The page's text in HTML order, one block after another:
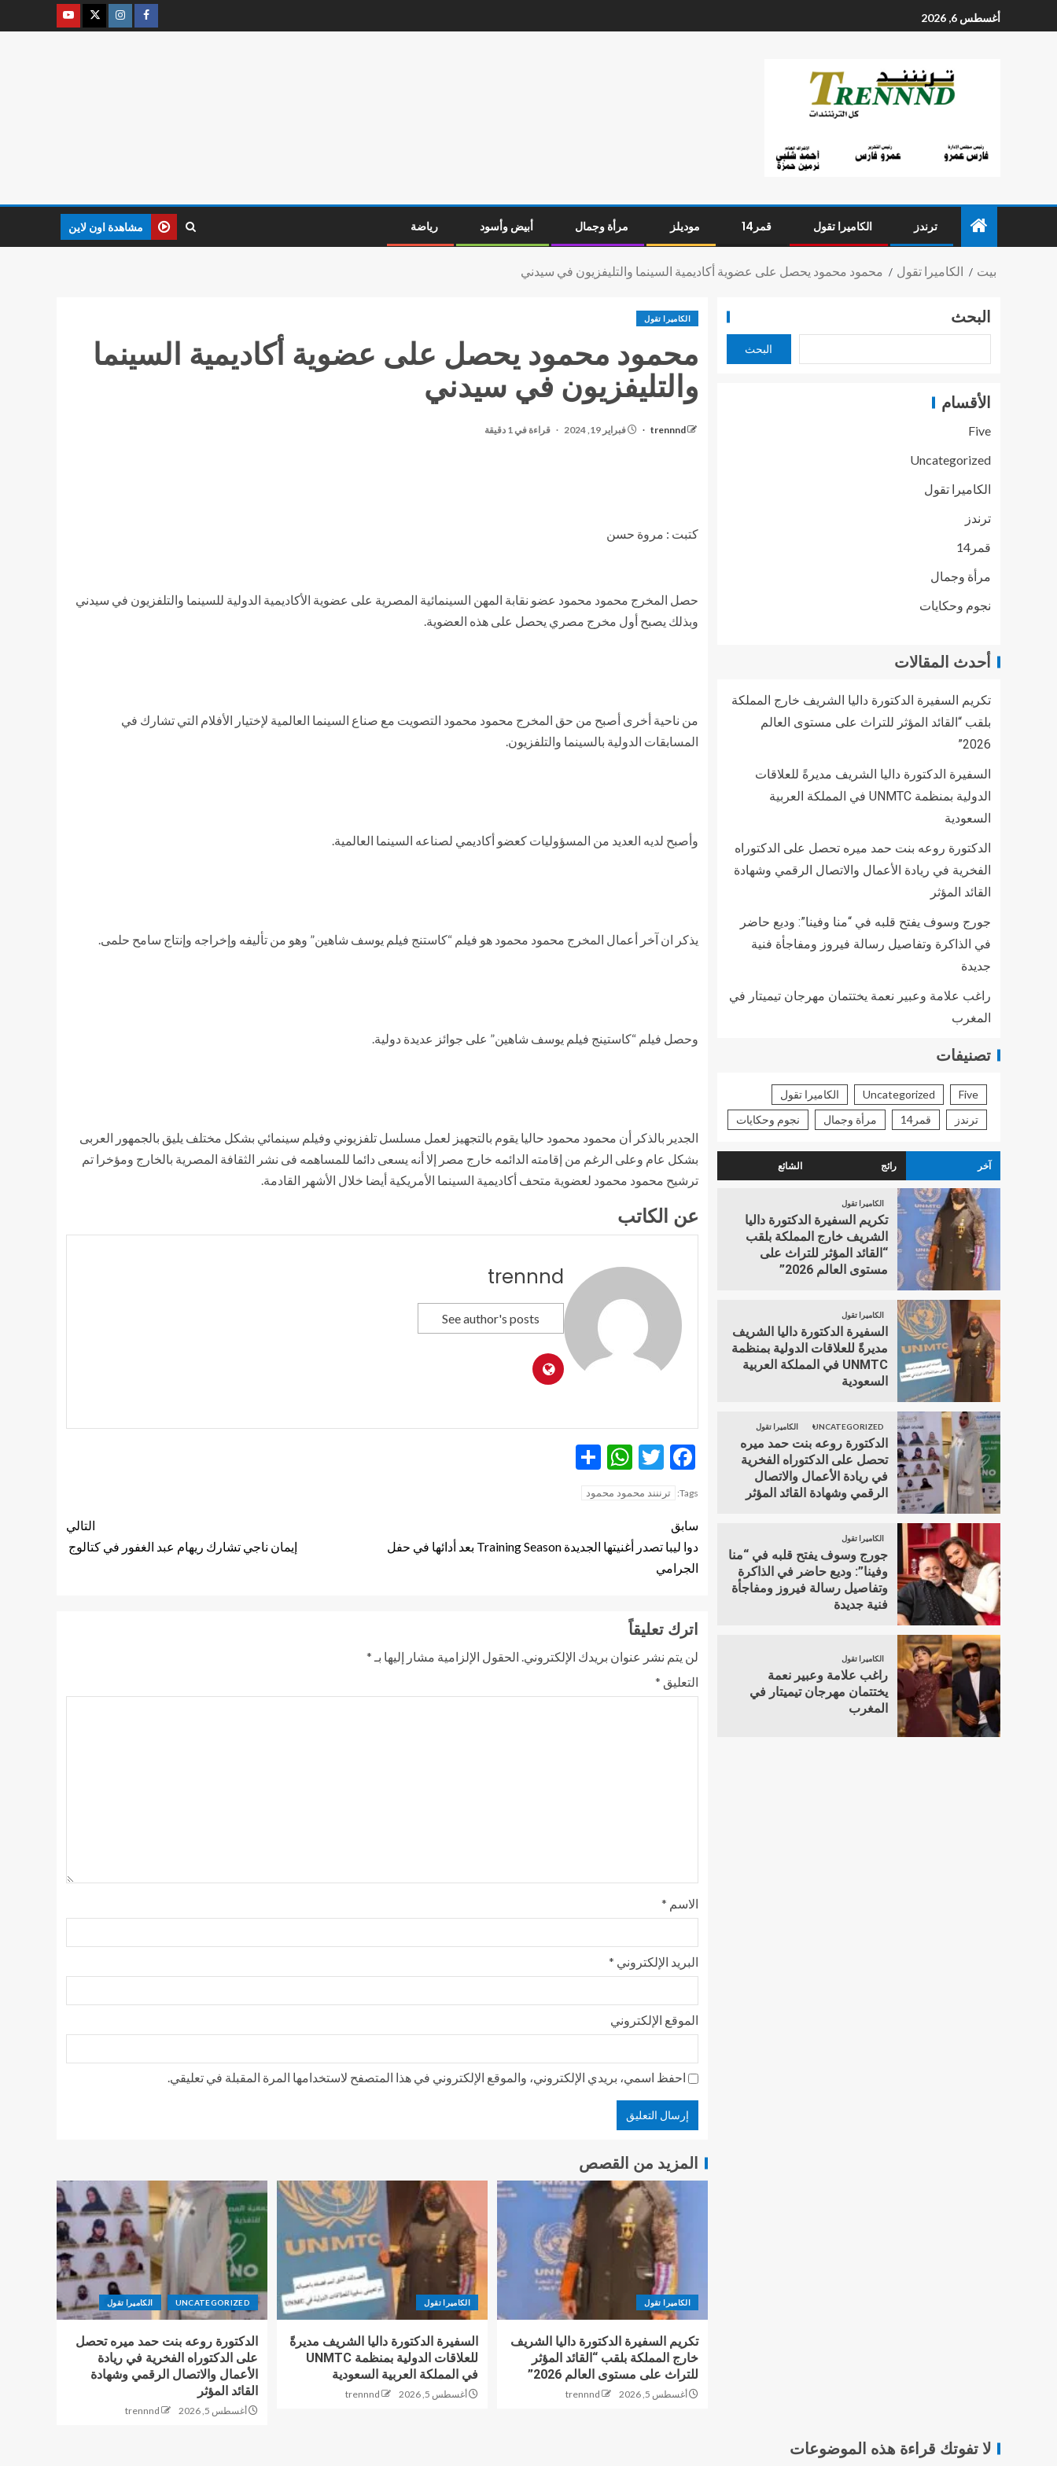
أغسطس 6, 2026
ترندز الكاميرا تقول قمر14 موديلز مرأة وجمال أبيض وأسود رياضة مشاهدة اون لاين
بيت الكاميرا تقول محمود محمود يحصل على عضوية أكاديمية السينما والتليفزيون في سيدني
الكاميرا تقول
محمود محمود يحصل على عضوية أكاديمية السينما
والتليفزيون في سيدني
trennnd فبراير 19, 2024 قراءة في 1 دقيقة
كتبت : مروة حسن
حصل المخرج محمود محمود عضو نقابة المهن السينمائية المصرية على عضوية الأكاديمية الدولية للسينما والتلفزيون في سيدني
وبذلك يصبح أول مخرج مصري يحصل على هذه العضوية.
من ناحية أخرى أصبح من حق المخرج محمود محمود التصويت مع صناع السينما العالمية لإختيار الأفلام التي تشارك في
المسابقات الدولية بالسينما والتلفزيون.
وأصبح لديه العديد من المسؤوليات كعضو أكاديمي لصناعه السينما العالمية.
يذكر ان آخر أعمال المخرج محمود محمود هو فيلم “كاستنج فيلم يوسف شاهين” وهو من تأليفه وإخراجه وإنتاج سامح حلمى.
وحصل فيلم “كاستينج فيلم يوسف شاهين” على جوائز عديدة دولية.
الجدير بالذكر أن محمود محمود حاليا يقوم بالتجهيز لعمل مسلسل تلفزيوني وفيلم سينمائي بشكل مختلف يليق بالجمهور العربى
بشكل عام وعلى الرغم من إقامته الدائمه خارج مصر إلا أنه يسعى دائما للمساهمه فى نشر الثقافة المصرية بالخارج ومؤخرا تم
ترشيح محمود محمود لعضوية متحف أكاديمية السينما الأمريكية أيضا خلال الأشهر القادمة.
عن الكاتب
trennnd
See author's posts
Facebook
Twitter
WhatsApp
Tags: ترننند محمود محمود
سابق
دوا ليبا تصدر أغنيتها الجديدة Training Season بعد أدائها في حفل
الجرامي
التالي
إيمان ناجي تشارك ريهام عبد الغفور في كتالوج
اترك تعليقاً
لن يتم نشر عنوان بريدك الإلكتروني. الحقول الإلزامية مشار إليها بـ *
التعليق *
الاسم *
البريد الإلكتروني *
الموقع الإلكتروني
احفظ اسمي، بريدي الإلكتروني، والموقع الإلكتروني في هذا المتصفح لاستخدامها المرة المقبلة في تعليقي.
المزيد من القصص
الكاميرا تقول
تكريم السفيرة الدكتورة داليا الشريف
خارج المملكة بلقب “القائد المؤثر
للتراث على مستوى العالم 2026”
أغسطس 5, 2026 trennnd
الكاميرا تقول
السفيرة الدكتورة داليا الشريف مديرةً
للعلاقات الدولية بمنظمة UNMTC
في المملكة العربية السعودية
أغسطس 5, 2026 trennnd
UNCATEGORIZED الكاميرا تقول
الدكتورة روعه بنت حمد ميره تحصل
على الدكتوراه الفخرية في ريادة
الأعمال والاتصال الرقمي وشهادة
القائد المؤثر
أغسطس 5, 2026 trennnd
البحث
البحث
الأقسام
Five
Uncategorized
الكاميرا تقول
ترندز
قمر14
مرأة وجمال
نجوم وحكايات
أحدث المقالات
تكريم السفيرة الدكتورة داليا الشريف خارج المملكة
بلقب “القائد المؤثر للتراث على مستوى العالم
2026”
السفيرة الدكتورة داليا الشريف مديرةً للعلاقات
الدولية بمنظمة UNMTC في المملكة العربية
السعودية
الدكتورة روعه بنت حمد ميره تحصل على الدكتوراه
الفخرية في ريادة الأعمال والاتصال الرقمي وشهادة
القائد المؤثر
جورج وسوف يفتح قلبه في “منا وفينا”: وديع حاضر
في الذاكرة وتفاصيل رسالة فيروز ومفاجأة فنية
جديدة
راغب علامة وعبير نعمة يختتمان مهرجان تيميتار في
المغرب
تصنيفات
Five
Uncategorized
الكاميرا تقول
ترندز
قمر14 مرأة وجمال نجوم وحكايات
آخر رائج الشائع
الكاميرا تقول
تكريم السفيرة الدكتورة داليا
الشريف خارج المملكة بلقب
“القائد المؤثر للتراث على
مستوى العالم 2026”
الكاميرا تقول
السفيرة الدكتورة داليا الشريف
مديرةً للعلاقات الدولية بمنظمة
UNMTC في المملكة العربية
السعودية
UNCATEGORIZED الكاميرا تقول
الدكتورة روعه بنت حمد ميره
تحصل على الدكتوراه الفخرية
في ريادة الأعمال والاتصال
الرقمي وشهادة القائد المؤثر
الكاميرا تقول
جورج وسوف يفتح قلبه في “منا
وفينا”: وديع حاضر في الذاكرة
وتفاصيل رسالة فيروز ومفاجأة
فنية جديدة
الكاميرا تقول
راغب علامة وعبير نعمة
يختتمان مهرجان تيميتار في
المغرب
لا تفوتك قراءة هذه الموضوعات